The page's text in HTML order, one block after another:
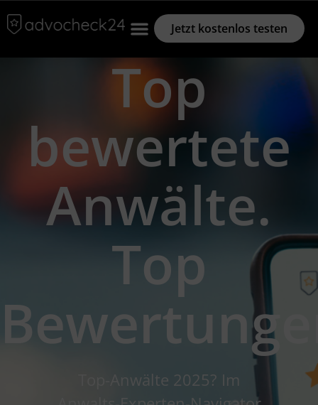
Jetzt kostenlos testen
Top
bewertete
Anwälte.
Top
Top-Anwälte 2025? Im